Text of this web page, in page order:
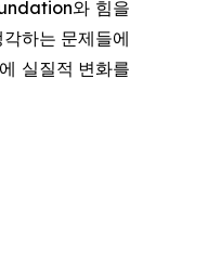
와 힘을
하는 문제들에
실질적 변화를